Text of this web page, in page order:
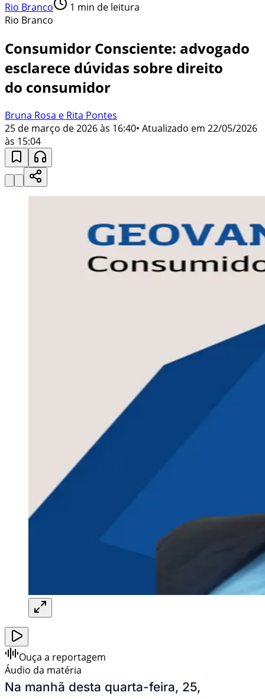
Rio Branco 1 min de leitura
Rio Branco
Consumidor Consciente: advogado
esclarece dúvidas sobre direito
do consumidor
Bruna Rosa e Rita Pontes
25 de março de 2026 às 16:40• Atualizado em 22/05/2026
às 15:04
Ouça a reportagem
Áudio da matéria
Na manhã desta quarta-feira, 25,